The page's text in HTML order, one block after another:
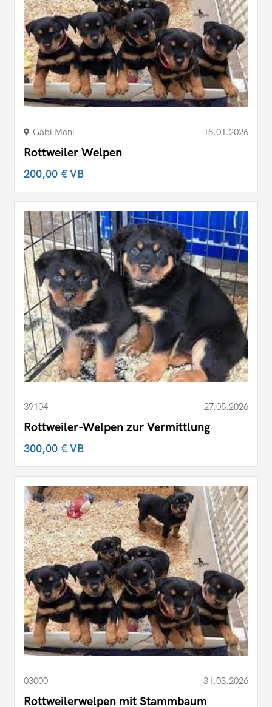
Gabi Moni 15.01.2026
Rottweiler Welpen
200,00 €VB
39104 27.05.2026
Rottweiler-Welpen zur Vermittlung
300,00 €VB
03000 31.03.2026
Rottweilerwelpen mit Stammbaum